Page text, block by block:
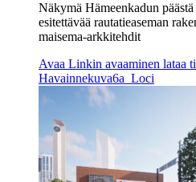
Näkymä Hämeenkadun
esitettävää rautatieaseman
maisema-arkkitehdit
Avaa Linkin avaaminen lataa
Havainnekuva6a_Loci